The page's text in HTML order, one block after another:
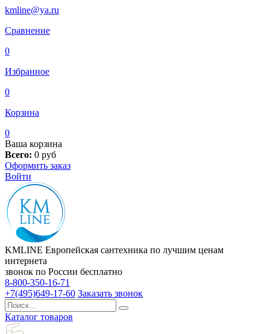
kmline@ya.ru
Сравнение
0
Избранное
0
Корзина
0
Ваша корзина
Всего: 0 руб
Оформить заказ
Войти
KMLINE Европейская сантехника по лучшим ценам
интернета
звонок по России бесплатно
8-800-350-16-71
+7(495)649-17-60 Заказать звонок
Каталог товаров